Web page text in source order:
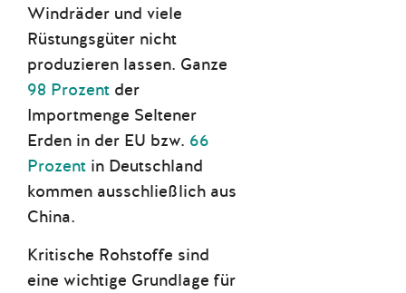
Windräder und viele
Rüstungsgüter nicht
produzieren lassen. Ganze
98 Prozent der
Importmenge Seltener
Erden in der EU bzw. 66
Prozent in Deutschland
kommen ausschließlich aus
China.
Kritische Rohstoffe sind
eine wichtige Grundlage für